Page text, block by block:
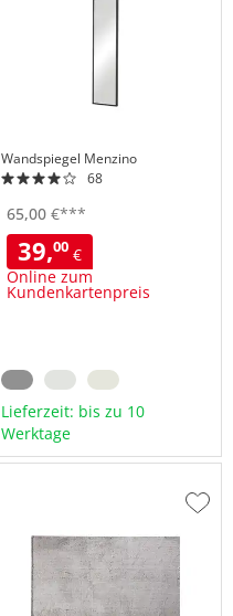
Wandspiegel Menzino
68
65,00€***
39,00€
Online zum
Kundenkartenpreis
Lieferzeit: bis zu 10
Werktage
Zur